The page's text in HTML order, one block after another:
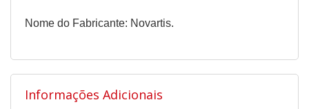
Nome do Fabricante: Novartis.
Informações Adicionais